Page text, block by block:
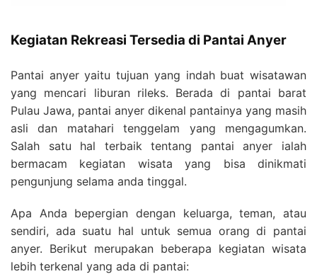
Kegiatan Rekreasi Tersedia di Pantai Anyer
Pantai anyer yaitu tujuan yang indah buat wisatawan
yang mencari liburan rileks. Berada di pantai barat
Pulau Jawa, pantai anyer dikenal pantainya yang masih
asli dan matahari tenggelam yang mengagumkan.
Salah satu hal terbaik tentang pantai anyer ialah
bermacam kegiatan wisata yang bisa dinikmati
pengunjung selama anda tinggal.
Apa Anda bepergian dengan keluarga, teman, atau
sendiri, ada suatu hal untuk semua orang di pantai
anyer. Berikut merupakan beberapa kegiatan wisata
lebih terkenal yang ada di pantai: